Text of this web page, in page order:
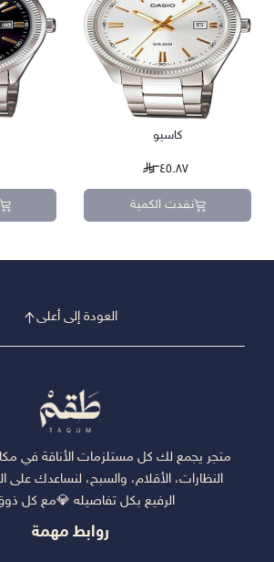
كاسيو
٣٤٥.٨٧
نفدت الكمية
العودة إلى أعلى
متجر يجمع لك كل مستلزمات الأناقة في
النظارات، الأقلام، والسبح، لنساعدك على
الرفيع بكل تفاصيله 💎مع كل
روابط مهمة